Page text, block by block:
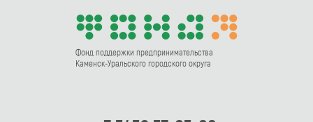
Фонд поддержки предпринимательства
Каменск-Уральского городского округа